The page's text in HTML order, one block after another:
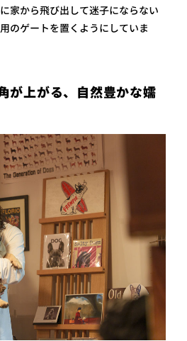
家から飛び出して迷子にならない
のゲートを置くようにしていま
が上がる、自然豊かな嬬